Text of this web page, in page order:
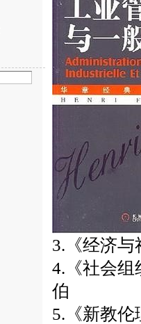
3.《经济与
4.《社会组
伯
5.《新教伦